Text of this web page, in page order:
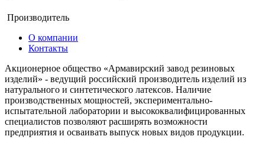
Производитель
О компании
Контакты
Акционерное общество «Армавирский завод резиновых
изделий» - ведущий российский производитель изделий из
натурального и синтетического латексов. Наличие
производственных мощностей, экспериментально-
испытательной лаборатории и высококвалифицированных
специалистов позволяют расширять возможности
предприятия и осваивать выпуск новых видов продукции.